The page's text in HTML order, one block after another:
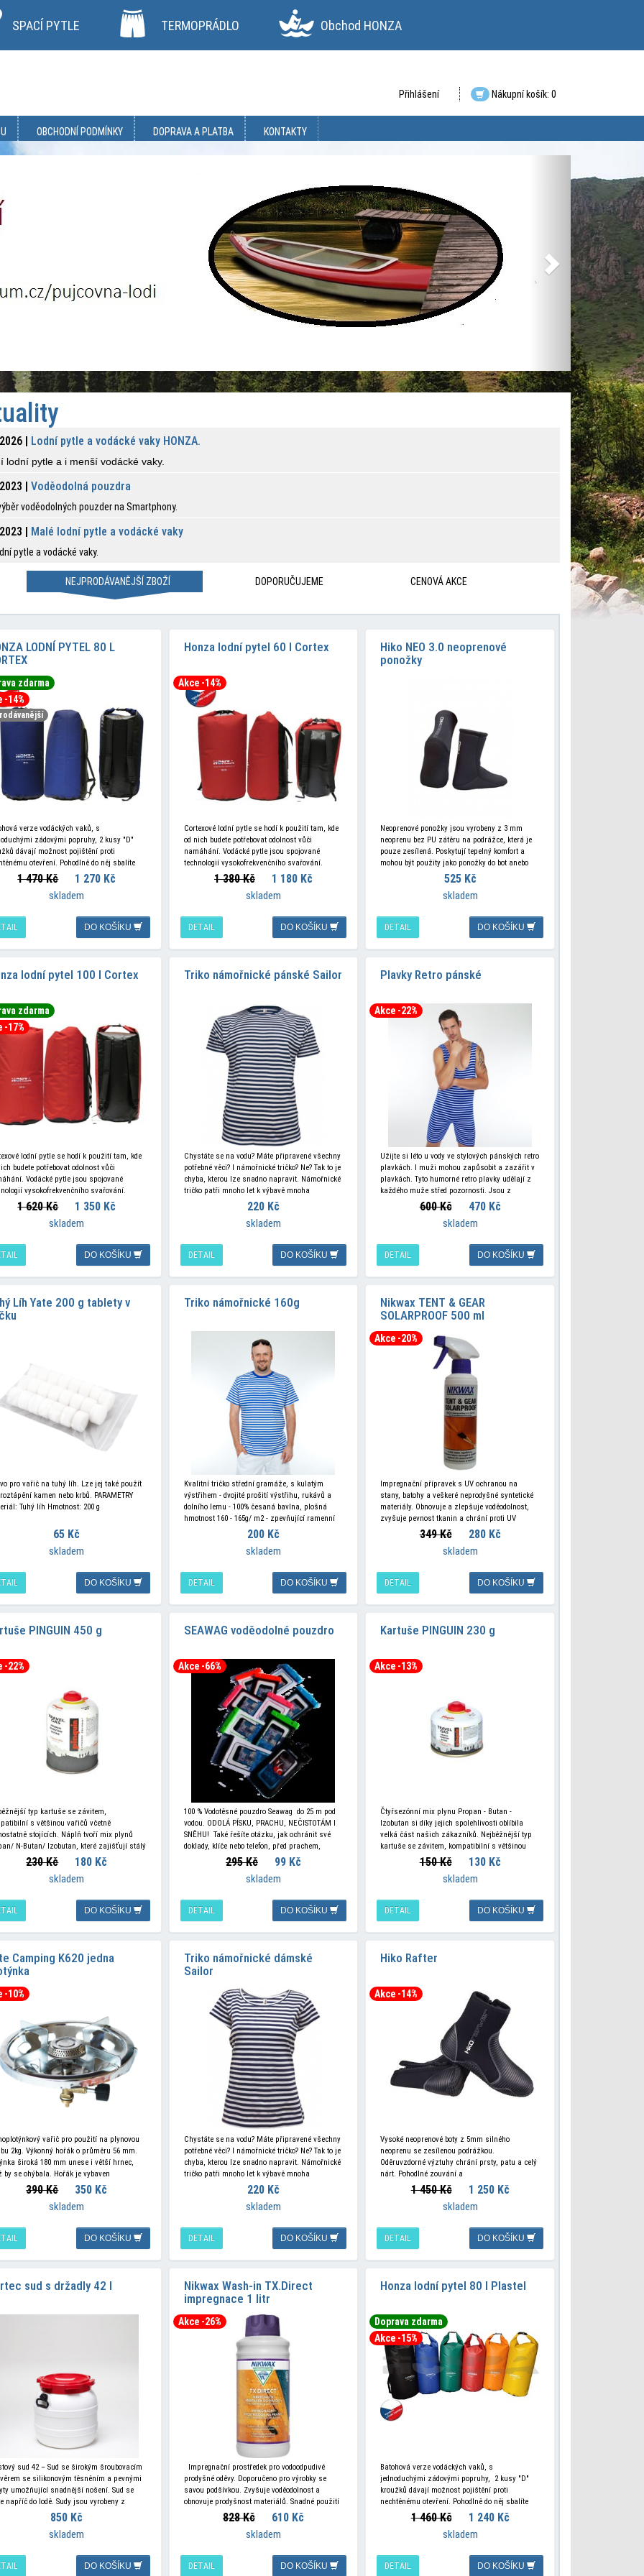
SPACÍ PYTLE TERMOPRÁDLO Obchod HONZA
Přihlášení Nákupní košík: 0
OBCHODNÍ PODMÍNKY DOPRAVA A PLATBA KONTAKTY
| Lodní pytle a vodácké vaky HONZA.
lodní pytle a i menší vodácké vaky.
| Voděodolná pouzdra
voděodolných pouzder na Smartphony.
| Malé lodní pytle a vodácké vaky
pytle a vodácké vaky.
NEJPRODÁVANĚJŠÍ ZBOŽÍ DOPORUČUJEME CENOVÁ AKCE
LODNÍ PYTEL 80 L
zdarma
-14%
verze vodáckých vaků, s
zádovými popruhy, 2 kusy "D"
dávají možnost pojištění proti
otevření. Pohodlně do něj sbalíte
čluny Helios, Solar i klasickou
Chcete
1 470 Kč 1 270 Kč
skladem
DO KOŠÍKU
Honza lodní pytel 60 l Cortex
Akce -14%
Cortexové lodní pytle se hodí k použití tam, kde
od nich budete potřebovat odolnost vůči
namáhání. Vodácké pytle jsou spojované
technologií vysokofrekvenčního svařování.
Vodotěsné uzavírání plnících otvorů je
zajištěno rolováním materiálu přes plastovou
lištu a následným zajištěním trojzubou
1 380 Kč 1 180 Kč
skladem
DETAIL DO KOŠÍKU
Hiko NEO 3.0 neoprenové
ponožky
Neoprenové ponožky jsou vyrobeny z 3 mm
neoprenu bez PU zátěru na podrážce, která je
pouze zesílená. Poskytují tepelný komfort a
mohou být použity jako ponožky do bot anebo
525 Kč
skladem
DETAIL DO KOŠÍKU
lodní pytel 100 l Cortex
zdarma
-17%
lodní pytle se hodí k použití tam, kde
budete potřebovat odolnost vůči
Vodácké pytle jsou spojované
vysokofrekvenčního svařování.
uzavírání plnících otvorů je
rolováním materiálu přes plastovou
a následným zajištěním trojzubou
1 620 Kč 1 350 Kč
skladem
DO KOŠÍKU
Triko námořnické pánské Sailor
Chystáte se na vodu? Máte připravené všechny
potřebné věci? I námořnické tričko? Ne? Tak to je
chyba, kterou lze snadno napravit. Námořnické
tričko patři mnoho let k výbavě mnoha
220 Kč
skladem
DETAIL DO KOŠÍKU
Plavky Retro pánské
Akce -22%
Užijte si léto u vody ve stylových pánských retro
plavkách. I muži mohou zapůsobit a zazářit v
plavkách. Tyto humorné retro plavky udělají z
každého muže střed pozornosti. Jsou z
600 Kč 470 Kč
skladem
DETAIL DO KOŠÍKU
Líh Yate 200 g tablety v
pro vařič na tuhý líh. Lze jej také použít
kamen nebo krbů. PARAMETRY
Tuhý líh Hmotnost: 200 g
65 Kč
skladem
DO KOŠÍKU
Triko námořnické 160g
Kvalitní tričko střední gramáže, s kulatým
výstřihem - dvojité prošití výstřihu, rukávů a
dolního lemu - 100% česaná bavlna, plošná
hmotnost 160 - 165g/ m2 - zpevňující ramenní
200 Kč
skladem
DETAIL DO KOŠÍKU
Nikwax TENT & GEAR
SOLARPROOF 500 ml
impregnace na stany a batohy
Akce -20%
Impregnační přípravek s UV ochranou na
stany, batohy a veškeré neprodyšné syntetické
materiály. Obnovuje a zlepšuje voděodolnost,
zvyšuje pevnost tkanin a chrání proti UV
záření. Prodlužuje životnost a optimalizuje
349 Kč 280 Kč
skladem
DETAIL DO KOŠÍKU
PINGUIN 450 g
-22%
typ kartuše se závitem,
s většinou vařičů včetně
stojících. Náplň tvoří mix plynů
N-Butan/ Izobutan, které zajišťují stálý
v kartuši i pri nízké teplotě
230 Kč 180 Kč
skladem
DO KOŠÍKU
SEAWAG voděodolné pouzdro
Akce -66%
100 % Vodotěsné pouzdro Seawag do 25 m pod
vodou. ODOLÁ PÍSKU, PRACHU, NEČISTOTÁM I
SNĚHU! Také řešíte otázku, jak ochránit své
doklady, klíče nebo telefon, před prachem,
295 Kč 99 Kč
skladem
DETAIL DO KOŠÍKU
Kartuše PINGUIN 230 g
Akce -13%
​Čtyřsezónní mix plynu Propan - Butan -
Izobutan si díky jejich spolehlivosti oblíbila
velká část našich zákazníků. Nejběžnější typ
kartuše se závitem, kompatibilní s většinou
vařičů včetně samostatně stojících. Pokud
150 Kč 130 Kč
skladem
DETAIL DO KOŠÍKU
Camping K620 jedna
-10%
vařič pro použití na plynovou
2kg. Výkonný hořák o průměru 56 mm.
široká 180 mm unese i větší hrnec,
by se ohýbala. Hořák je vybaven
390 Kč 350 Kč
skladem
DO KOŠÍKU
Triko námořnické dámské
Sailor
Chystáte se na vodu? Máte připravené všechny
potřebné věci? I námořnické tričko? Ne? Tak to je
chyba, kterou lze snadno napravit. Námořnické
tričko patři mnoho let k výbavě mnoha
220 Kč
skladem
DETAIL DO KOŠÍKU
Hiko Rafter
Akce -14%
Vysoké neoprenové boty z 5mm silného
neoprenu se zesílenou podrážkou.
Oděruvzdorné výztuhy chrání prsty, patu a celý
nárt. Pohodlné zouvání a
obouvání díky bočnímu zipu. Thermoplush
vnitřní izolační vrstva poskytuje botám vysoký
tepelný komfort. VHODNÉ
1 450 Kč 1 250 Kč
skladem
DETAIL DO KOŠÍKU
sud s držadly 42 l
sud 42 – Sud se širokým šroubovacím
se silikonovým těsněním a pevnými
umožňující snadnější nošení. Sud se
napříč do lodě. Sudy jsou vyrobeny z
HDPE - vysokohustotní
850 Kč
skladem
DO KOŠÍKU
Nikwax Wash-in TX.Direct
impregnace 1 litr
Akce -26%
Impregnační prostředek pro vodoodpudivé
prodyšné oděvy. Doporučeno pro výrobky se
savou podšívkou. Zvyšuje voděodolnost a
obnovuje prodyšnost materiálů. Snadné použití
pomocí mechanického rozprašovače. Vhodný
pro zátěry, membrány Gore-Tex, Ultrex,
828 Kč 610 Kč
skladem
DETAIL DO KOŠÍKU
Honza lodní pytel 80 l Plastel
Doprava zdarma
Akce -15%
Batohová verze vodáckých vaků, s
jednoduchými zádovými popruhy, 2 kusy "D"
kroužků dávají možnost pojištění proti
nechtěnému otevření. Pohodlně do něj sbalíte
nafukovací čluny Helios, Solar i klasickou
Pálavu. Chcete mít
1 460 Kč 1 240 Kč
skladem
DETAIL DO KOŠÍKU